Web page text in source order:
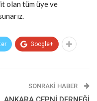
olan tüm üye ve
Google+
SONRAKI HABER